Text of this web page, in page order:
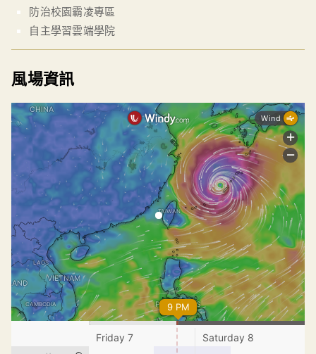
防治校園霸凌專區
自主學習雲端學院
風場資訊